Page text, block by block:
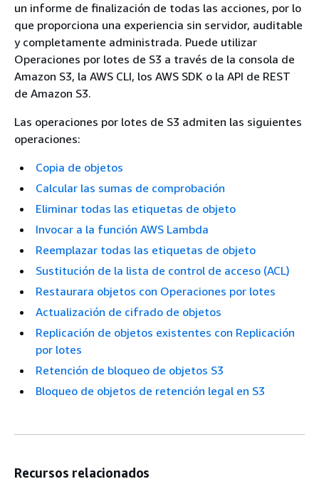
un informe de finalización de todas las acciones, por lo
que proporciona una experiencia sin servidor, auditable
y completamente administrada. Puede utilizar
Operaciones por lotes de S3 a través de la consola de
Amazon S3, la AWS CLI, los AWS SDK o la API de REST
de Amazon S3.
Las operaciones por lotes de S3 admiten las siguientes
operaciones:
Copia de objetos
Calcular las sumas de comprobación
Eliminar todas las etiquetas de objeto
Invocar a la función AWS Lambda
Reemplazar todas las etiquetas de objeto
Sustitución de la lista de control de acceso (ACL)
Restaurara objetos con Operaciones por lotes
Actualización de cifrado de objetos
Replicación de objetos existentes con Replicación
por lotes
Retención de bloqueo de objetos S3
Bloqueo de objetos de retención legal en S3
Recursos relacionados